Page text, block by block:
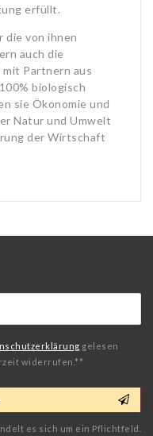
erfüllt.
die von ihnen
auch die
Partnern aus
biologisch
sie Ökonomie und
Natur und Umwelt
der Wirtschaft
gelesen
widerrufen.**
es sich um ein Pflichtfeld.